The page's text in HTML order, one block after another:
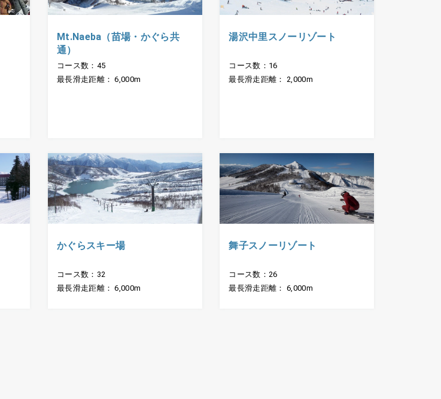
Mt.Naeba（苗場・かぐら共
通）
コース数：45
最長滑走距離： 6,000m
湯沢中里スノーリゾート
コース数：16
最長滑走距離： 2,000m
かぐらスキー場
コース数：32
最長滑走距離： 6,000m
舞子スノーリゾート
コース数：26
最長滑走距離： 6,000m